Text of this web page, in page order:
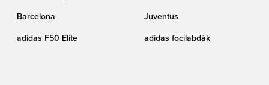
Barcelona Juventus
adidas F50 Elite adidas focilabdák